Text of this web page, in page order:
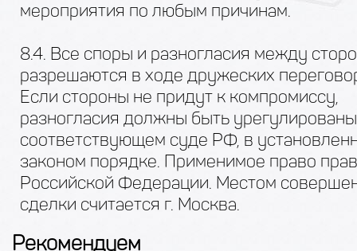
мероприятия по любым причинам.
8.4. Все споры и разногласия между
разрешаются в ходе дружеских
Если стороны не придут к компромиссу,
разногласия должны быть
соответствующем суде РФ, в
законом порядке. Применимое право
Российской Федерации. Местом
сделки считается г. Москва.
Рекомендуем